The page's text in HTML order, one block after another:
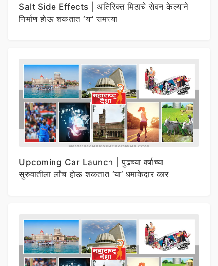
Salt Side Effects | अतिरिक्त मिठाचे सेवन केल्याने
निर्माण होऊ शकतात ‘या’ समस्या
Upcoming Car Launch | पुढच्या वर्षाच्या
सुरुवातीला लाँच होऊ शकतात ‘या’ धमाकेदार कार